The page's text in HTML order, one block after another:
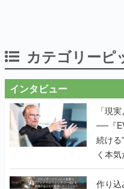
カテゴリーピ
インタビュー
「現
──『
続ける
く本
作り